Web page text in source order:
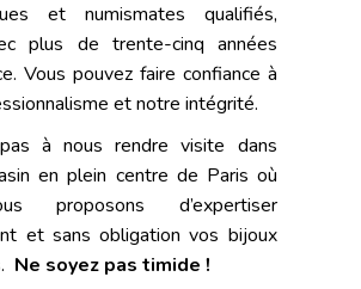
et numismates qualifiés,
plus de trente-cinq années
Vous pouvez faire confiance à
et notre intégrité.
pas à nous rendre visite dans
en plein centre de Paris où
proposons d’expertiser
et sans obligation vos bijoux
Ne soyez pas timide !